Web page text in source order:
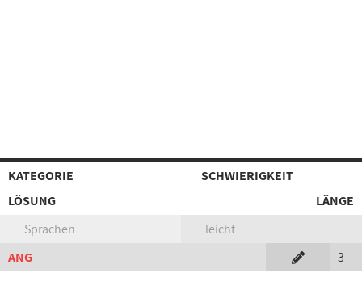
KATEGORIE
SCHWIERIGKEIT
LÖSUNG
LÄNGE
Sprachen
leicht
ANG
3